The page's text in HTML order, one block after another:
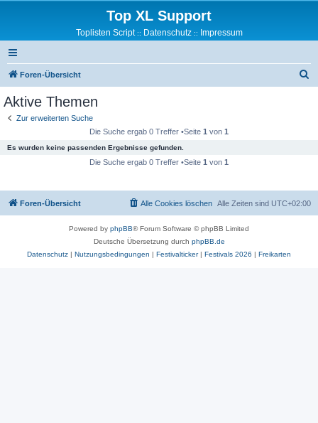
Top XL Support
Toplisten Script:: Datenschutz:: Impressum
Foren-Übersicht
Aktive Themen
Zur erweiterten Suche
Die Suche ergab 0 Treffer •Seite 1 von 1
Es wurden keine passenden Ergebnisse gefunden.
Die Suche ergab 0 Treffer •Seite 1 von 1
Foren-Übersicht Alle Zeiten sind UTC+02:00
Alle Cookies löschen
Powered by phpBB® Forum Software © phpBB Limited
Deutsche Übersetzung durch phpBB.de
Datenschutz | Nutzungsbedingungen | Festivalticker| Festivals 2026 | Freikarten